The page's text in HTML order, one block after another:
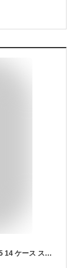
MARY QUANT マリークヮント iPhone17 16 16e 15 14 ケース スマホケース ウェーブフレーム デイジー WAVE FRAME DAISY ブラック 黒